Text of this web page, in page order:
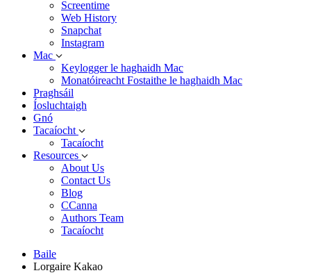
Screentime
Web History
Snapchat
Instagram
Mac
Keylogger le haghaidh Mac
Monatóireacht Fostaithe le haghaidh Mac
Praghsáil
Íosluchtaigh
Gnó
Tacaíocht
Tacaíocht
Resources
About Us
Contact Us
Blog
CCanna
Authors Team
Tacaíocht
Baile
Lorgaire Kakao